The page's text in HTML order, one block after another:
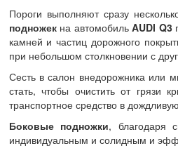
Пороги выполняют сразу
подножекна автомобильAUDI Q3
камней и частиц дорожного
при небольшом столкновении с
Сесть в салон внедорожника или
стать, чтобы очистить от грязи
транспортное средство в
Боковые подножки, благодаря
индивидуальным и солидным и